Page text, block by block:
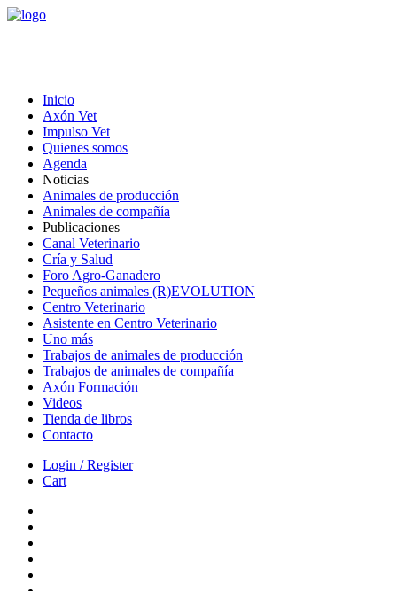
Inicio
Axón Vet
Impulso Vet
Quienes somos
Agenda
Noticias
Animales de producción
Animales de compañía
Publicaciones
Canal Veterinario
Cría y Salud
Foro Agro-Ganadero
Pequeños animales (R)EVOLUTION
Centro Veterinario
Asistente en Centro Veterinario
Uno más
Trabajos de animales de producción
Trabajos de animales de compañía
Axón Formación
Videos
Tienda de libros
Contacto
Login / Register
Cart